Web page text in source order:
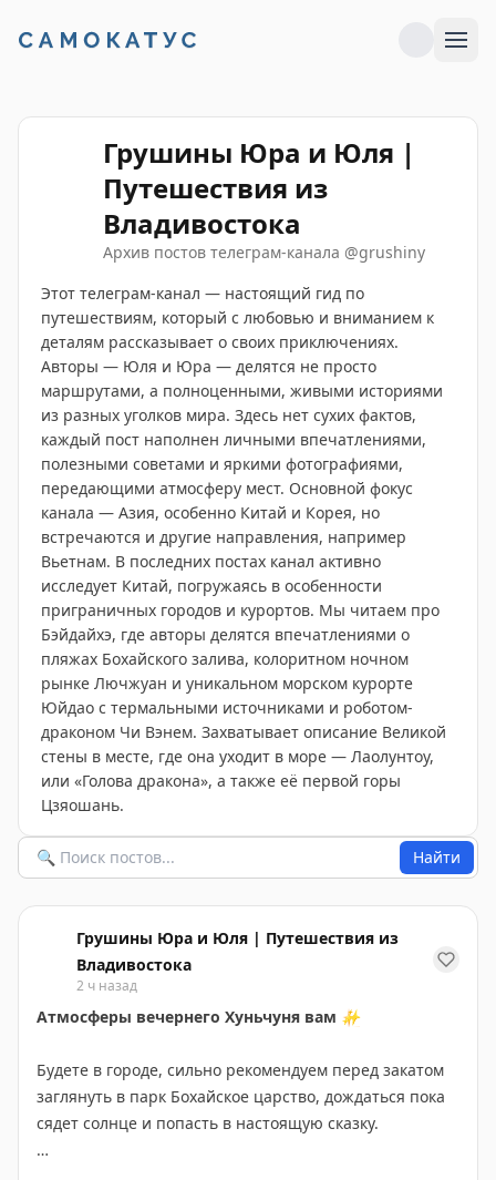
Грушины Юра и Юля |
Путешествия из
Владивостока
Архив постов телеграм-канала @grushiny
Этот телеграм-канал — настоящий гид по
путешествиям, который с любовью и вниманием к
деталям рассказывает о своих приключениях.
Авторы — Юля и Юра — делятся не просто
маршрутами, а полноценными, живыми историями
из разных уголков мира. Здесь нет сухих фактов,
каждый пост наполнен личными впечатлениями,
полезными советами и яркими фотографиями,
передающими атмосферу мест. Основной фокус
канала — Азия, особенно Китай и Корея, но
встречаются и другие направления, например
Вьетнам. В последних постах канал активно
исследует Китай, погружаясь в особенности
приграничных городов и курортов. Мы читаем про
Бэйдайхэ, где авторы делятся впечатлениями о
пляжах Бохайского залива, колоритном ночном
рынке Лючжуан и уникальном морском курорте
Юйдао с термальными источниками и роботом-
драконом Чи Вэнем. Захватывает описание Великой
стены в месте, где она уходит в море — Лаолунтоу,
или «Голова дракона», а также её первой горы
Цзяошань.
Найти
Грушины Юра и Юля | Путешествия из
Владивостока
2 ч назад
Атмосферы вечернего Хуньчуня вам ✨
Будете в городе, сильно рекомендуем перед закатом
заглянуть в парк Бохайское царство, дождаться пока
сядет солнце и попасть в настоящую сказку.